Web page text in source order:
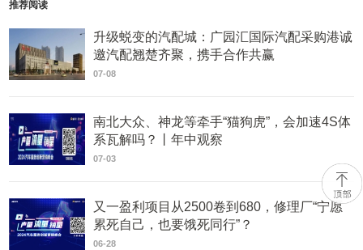
推荐阅读
升级蜕变的汽配城：广园汇国际汽配采购港诚
邀汽配翘楚齐聚，携手合作共赢
07-08
南北大众、神龙等牵手“猫狗虎”，会加速4S体
系瓦解吗？丨年中观察
07-03
又一盈利项目从2500卷到680，修理厂“宁愿
累死自己，也要饿死同行”？
06-28